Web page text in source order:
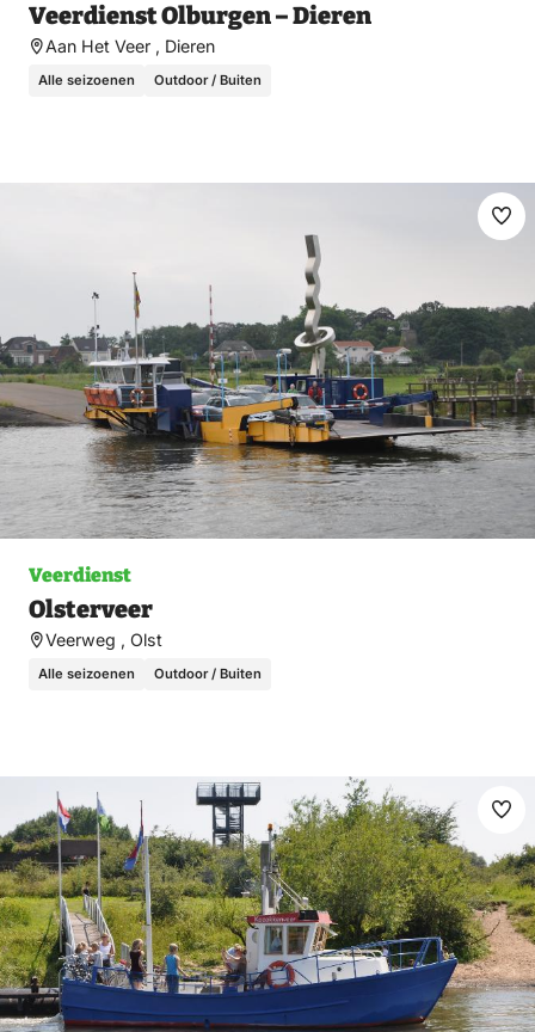
Veerdienst Olburgen – Dieren
Aan Het Veer , Dieren
Alle seizoenen Outdoor / Buiten
Veerdienst
Olsterveer
Veerweg , Olst
Alle seizoenen Outdoor / Buiten